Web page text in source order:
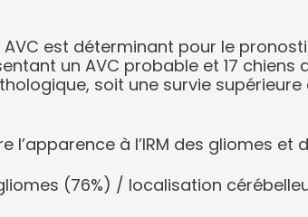
est déterminant pour le
un AVC probable et 17
soit une survie
à l’IRM des gliomes et
(76%) / localisation